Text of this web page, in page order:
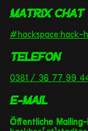
Matrix Chat
#hackspace:hack-
Telefon
0381 / 36 77 99
E-Mail
Öffentliche Mailing-